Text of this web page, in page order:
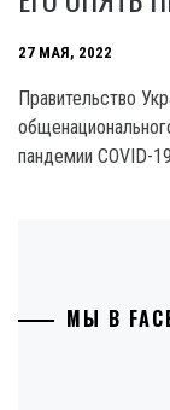
27 МАЯ, 2022
Правительство
пандемии COVID-
МЫ В